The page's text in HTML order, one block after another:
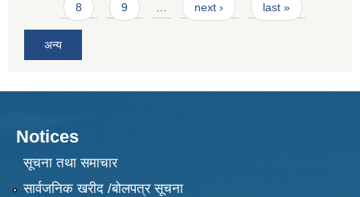
8 9 … next › last »
अन्य
Notices
सूचना तथा समाचार
सार्वजनिक खरीद /बोलपत्र सूचना